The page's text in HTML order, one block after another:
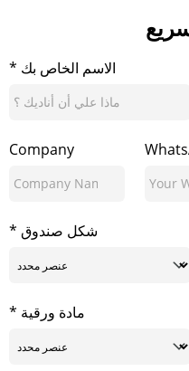
* الاسم الخاص بك
Company
* شكل صندوق
* مادة ورقية